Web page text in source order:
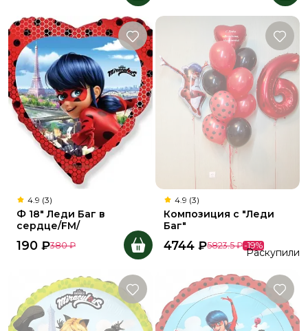
4.9 (3)
Ф 18" Леди Баг в
сердце/FM/
190 ₽380 ₽
4.9 (3)
Композиция с "Леди
Баг"
4744 ₽5823.5 ₽-19%
Раскупили